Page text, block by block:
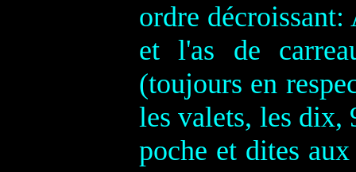
ordre décroissant:
et l'as de
(toujours en
les valets, les dix,
poche et dites